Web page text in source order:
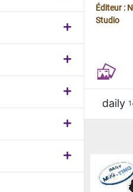
Éditeur :
Studio
daily